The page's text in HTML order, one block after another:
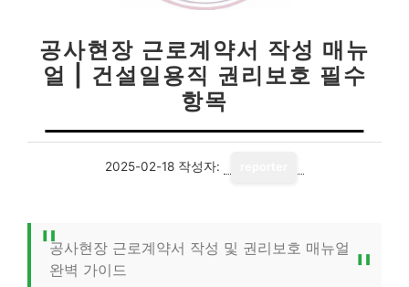
공사현장 근로계약서 작성 매뉴
얼 | 건설일용직 권리보호 필수
항목
2025-02-18 작성자:
공사현장 근로계약서 작성 및 권리보호 매뉴얼
완벽 가이드